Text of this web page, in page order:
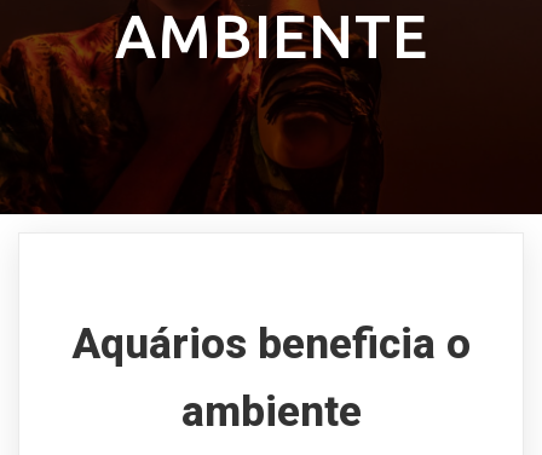
AMBIENTE
Aquários beneficia o
ambiente